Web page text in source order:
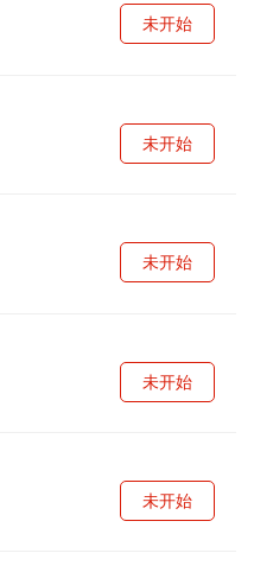
未开始
未开始
未开始
未开始
未开始